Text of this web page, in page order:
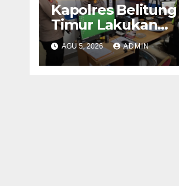
Kapolres Belitung
Timur Lakukan
Pengecekan
Pelayanan SIM,
Pastikan
AGU 5, 2026 ADMIN